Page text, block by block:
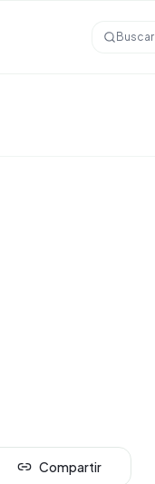
Buscar
Compartir